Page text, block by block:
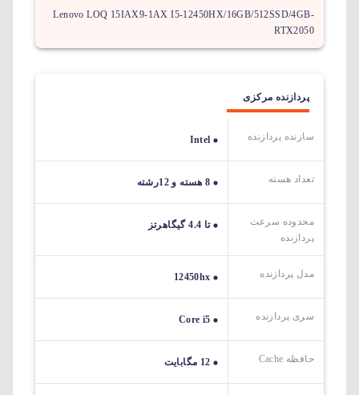
Lenovo LOQ 15IAX9-1AX I5-12450HX/16GB/512SSD/4GB-
RTX2050
پردازنده مرکزی
سازنده پردازنده Intel
تعداد هسته 8 هسته و 12رشته
محدوده سرعت
پردازنده
تا 4.4 گیگاهرتز
مدل پردازنده 12450hx
سری پردازنده Core i5
حافظه Cache 12 مگابایت